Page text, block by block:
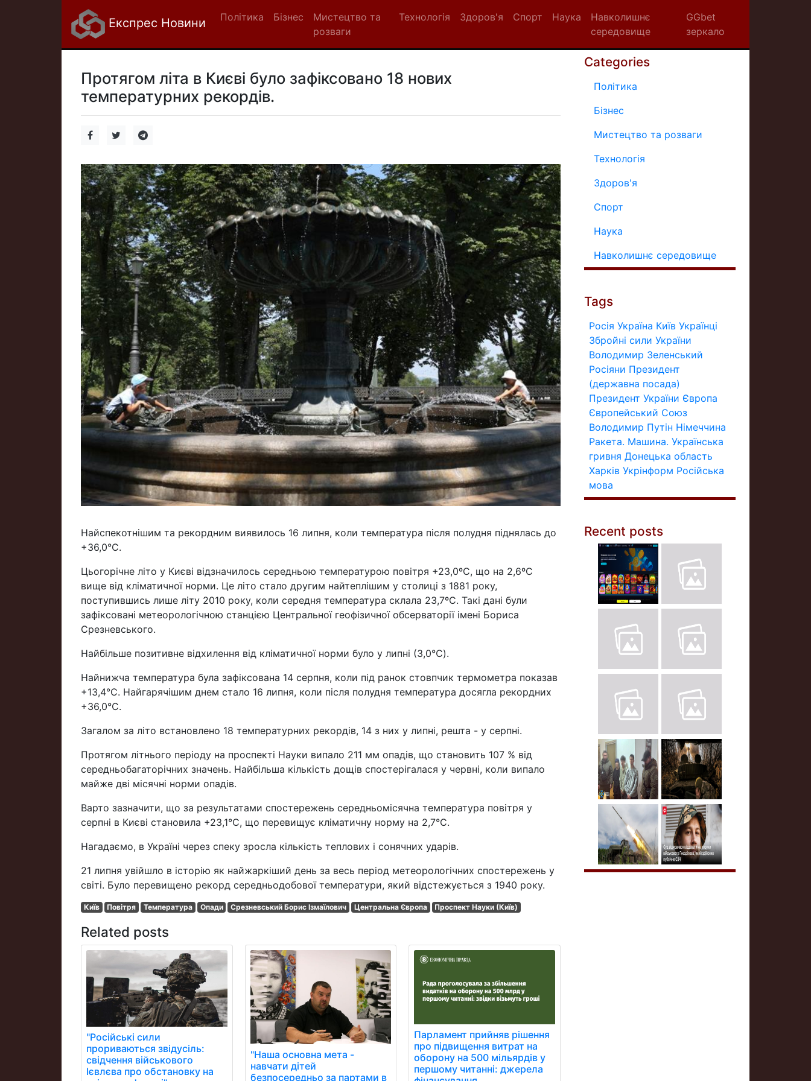
Експрес Новини Політика Бізнес
Мистецтво та
розваги
Технологія Здоров'я Спорт Наука
Навколишнє
середовище
GGbet
зеркало
Протягом літа в Києві було зафіксовано 18 нових
температурних рекордів.
Найспекотнішим та рекордним виявилось 16 липня, коли температура після полудня піднялась до
+36,0°С.
Цьогорічне літо у Києві відзначилось середньою температурою повітря +23,0ºС, що на 2,6ºС
вище від кліматичної норми. Це літо стало другим найтеплішим у столиці з 1881 року,
поступившись лише літу 2010 року, коли середня температура склала 23,7ºС. Такі дані були
зафіксовані метеорологічною станцією Центральної геофізичної обсерваторії імені Бориса
Срезневського.
Найбільше позитивне відхилення від кліматичної норми було у липні (3,0℃).
Найнижча температура була зафіксована 14 серпня, коли під ранок стовпчик термометра показав
+13,4°С. Найгарячішим днем стало 16 липня, коли після полудня температура досягла рекордних
+36,0°С.
Загалом за літо встановлено 18 температурних рекордів, 14 з них у липні, решта - у серпні.
Протягом літнього періоду на проспекті Науки випало 211 мм опадів, що становить 107 % від
середньобагаторічних значень. Найбільша кількість дощів спостерігалася у червні, коли випало
майже дві місячні норми опадів.
Варто зазначити, що за результатами спостережень середньомісячна температура повітря у
серпні в Києві становила +23,1°С, що перевищує кліматичну норму на 2,7°С.
Нагадаємо, в Україні через спеку зросла кількість теплових і сонячних ударів.
21 липня увійшло в історію як найжаркіший день за весь період метеорологічних спостережень у
світі. Було перевищено рекорд середньодобової температури, який відстежується з 1940 року.
Київ Повітря Температура Опади Срезневський Борис Ізмаїлович Центральна Європа Проспект Науки (Київ)
Related posts
"Російські сили
прориваються звідусіль:
свідчення військового
Ієвлєва про обстановку на
"Наша основна мета -
навчати дітей
безпосередньо за партами в
Парламент прийняв рішення
про підвищення витрат на
оборону на 500 мільярдів у
першому читанні: джерела
Categories
Політика
Бізнес
Мистецтво та розваги
Технологія
Здоров'я
Спорт
Наука
Навколишнє середовище
Tags
Росія Україна Київ Українці
Збройні сили України
Володимир Зеленський
Росіяни Президент
(державна посада)
Президент України Європа
Європейський Союз
Володимир Путін Німеччина
Ракета. Машина. Українська
гривня Донецька область
Харків Укрінформ Російська
мова
Recent posts